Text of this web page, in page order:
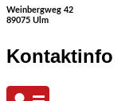
Weinbergweg 42
89075 Ulm
Kontaktinfo